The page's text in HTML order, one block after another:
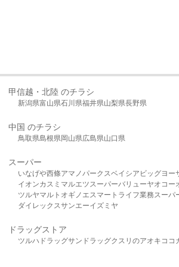
甲信越・北陸 のチラシ
新潟県富山県石川県福井県山梨県長野県
中国 のチラシ
鳥取県島根県岡山県広島県山口県
スーパー
いなげや西條アマノパークスベイシア ビッグヨー
イオンカスミ マルエツスーパーバリューヤオコー
ツルヤマルト オギノ エスマート ライフ業務スーパ
ダイレックスサンエーイズミヤ
ドラッグストア
ツルハドラッグサンドラッグクスリのアオキ ココ